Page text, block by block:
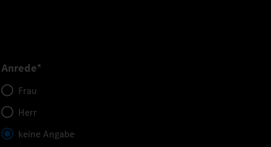
Anrede*
Frau
Herr
keine Angabe